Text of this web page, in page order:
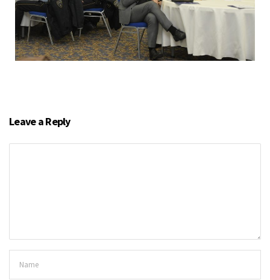
Leave a Reply